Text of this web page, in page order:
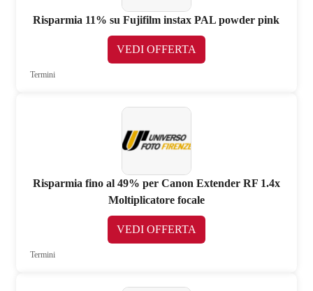
Risparmia 11% su Fujifilm instax PAL powder pink
VEDI OFFERTA
Termini
Risparmia fino al 49% per Canon Extender RF 1.4x
Moltiplicatore focale
VEDI OFFERTA
Termini